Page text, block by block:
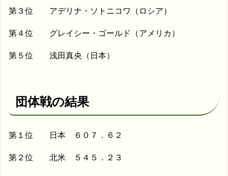
第３位 アデリナ・ソトニコワ（ロシア）
第４位 グレイシー・ゴールド（アメリカ）
第５位 浅田真央（日本）
団体戦の結果
第１位 日本 ６０７．６２
第２位 北米 ５４５．２３